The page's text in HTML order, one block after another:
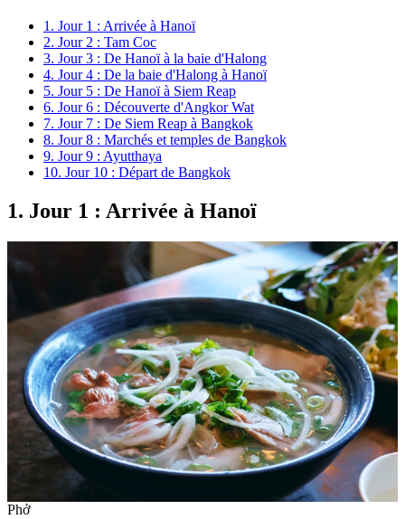
1. Jour 1 : Arrivée à Hanoï
2. Jour 2 : Tam Coc
3. Jour 3 : De Hanoï à la baie d'Halong
4. Jour 4 : De la baie d'Halong à Hanoï
5. Jour 5 : De Hanoï à Siem Reap
6. Jour 6 : Découverte d'Angkor Wat
7. Jour 7 : De Siem Reap à Bangkok
8. Jour 8 : Marchés et temples de Bangkok
9. Jour 9 : Ayutthaya
10. Jour 10 : Départ de Bangkok
1. Jour 1 : Arrivée à Hanoï
Phở